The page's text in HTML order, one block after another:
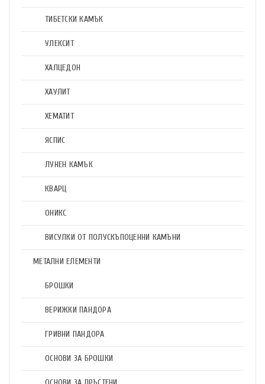
ТИБЕТСКИ КАМЪК
УЛЕКСИТ
ХАЛЦЕДОН
ХАУЛИТ
ХЕМАТИТ
ЯСПИС
ЛУНЕН КАМЪК
КВАРЦ
ОНИКС
ВИСУЛКИ ОТ ПОЛУСКЪПОЦЕННИ КАМЪНИ
МЕТАЛНИ ЕЛЕМЕНТИ
БРОШКИ
ВЕРИЖКИ ПАНДОРА
ГРИВНИ ПАНДОРА
ОСНОВИ ЗА БРОШКИ